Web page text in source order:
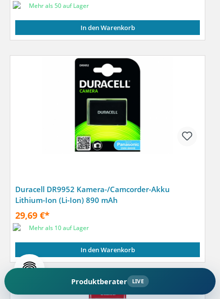
Mehr als 50 auf Lager
In den Warenkorb
Duracell DR9952 Kamera-/Camcorder-Akku
Lithium-Ion (Li-Ion) 890 mAh
29,69 €*
Mehr als 10 auf Lager
In den Warenkorb
Produktberater LIVE